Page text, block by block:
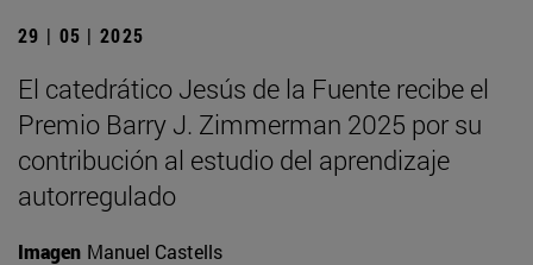
29 | 05 | 2025
El catedrático Jesús de la Fuente recibe el
Premio Barry J. Zimmerman 2025 por su
contribución al estudio del aprendizaje
autorregulado
Imagen Manuel Castells